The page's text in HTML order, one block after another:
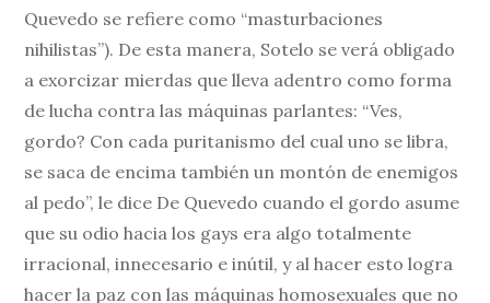
Quevedo se refiere como “masturbaciones
nihilistas”). De esta manera, Sotelo se verá obligado
a exorcizar mierdas que lleva adentro como forma
de lucha contra las máquinas parlantes: “Ves,
gordo? Con cada puritanismo del cual uno se libra,
se saca de encima también un montón de enemigos
al pedo”, le dice De Quevedo cuando el gordo asume
que su odio hacia los gays era algo totalmente
irracional, innecesario e inútil, y al hacer esto logra
hacer la paz con las máquinas homosexuales que no